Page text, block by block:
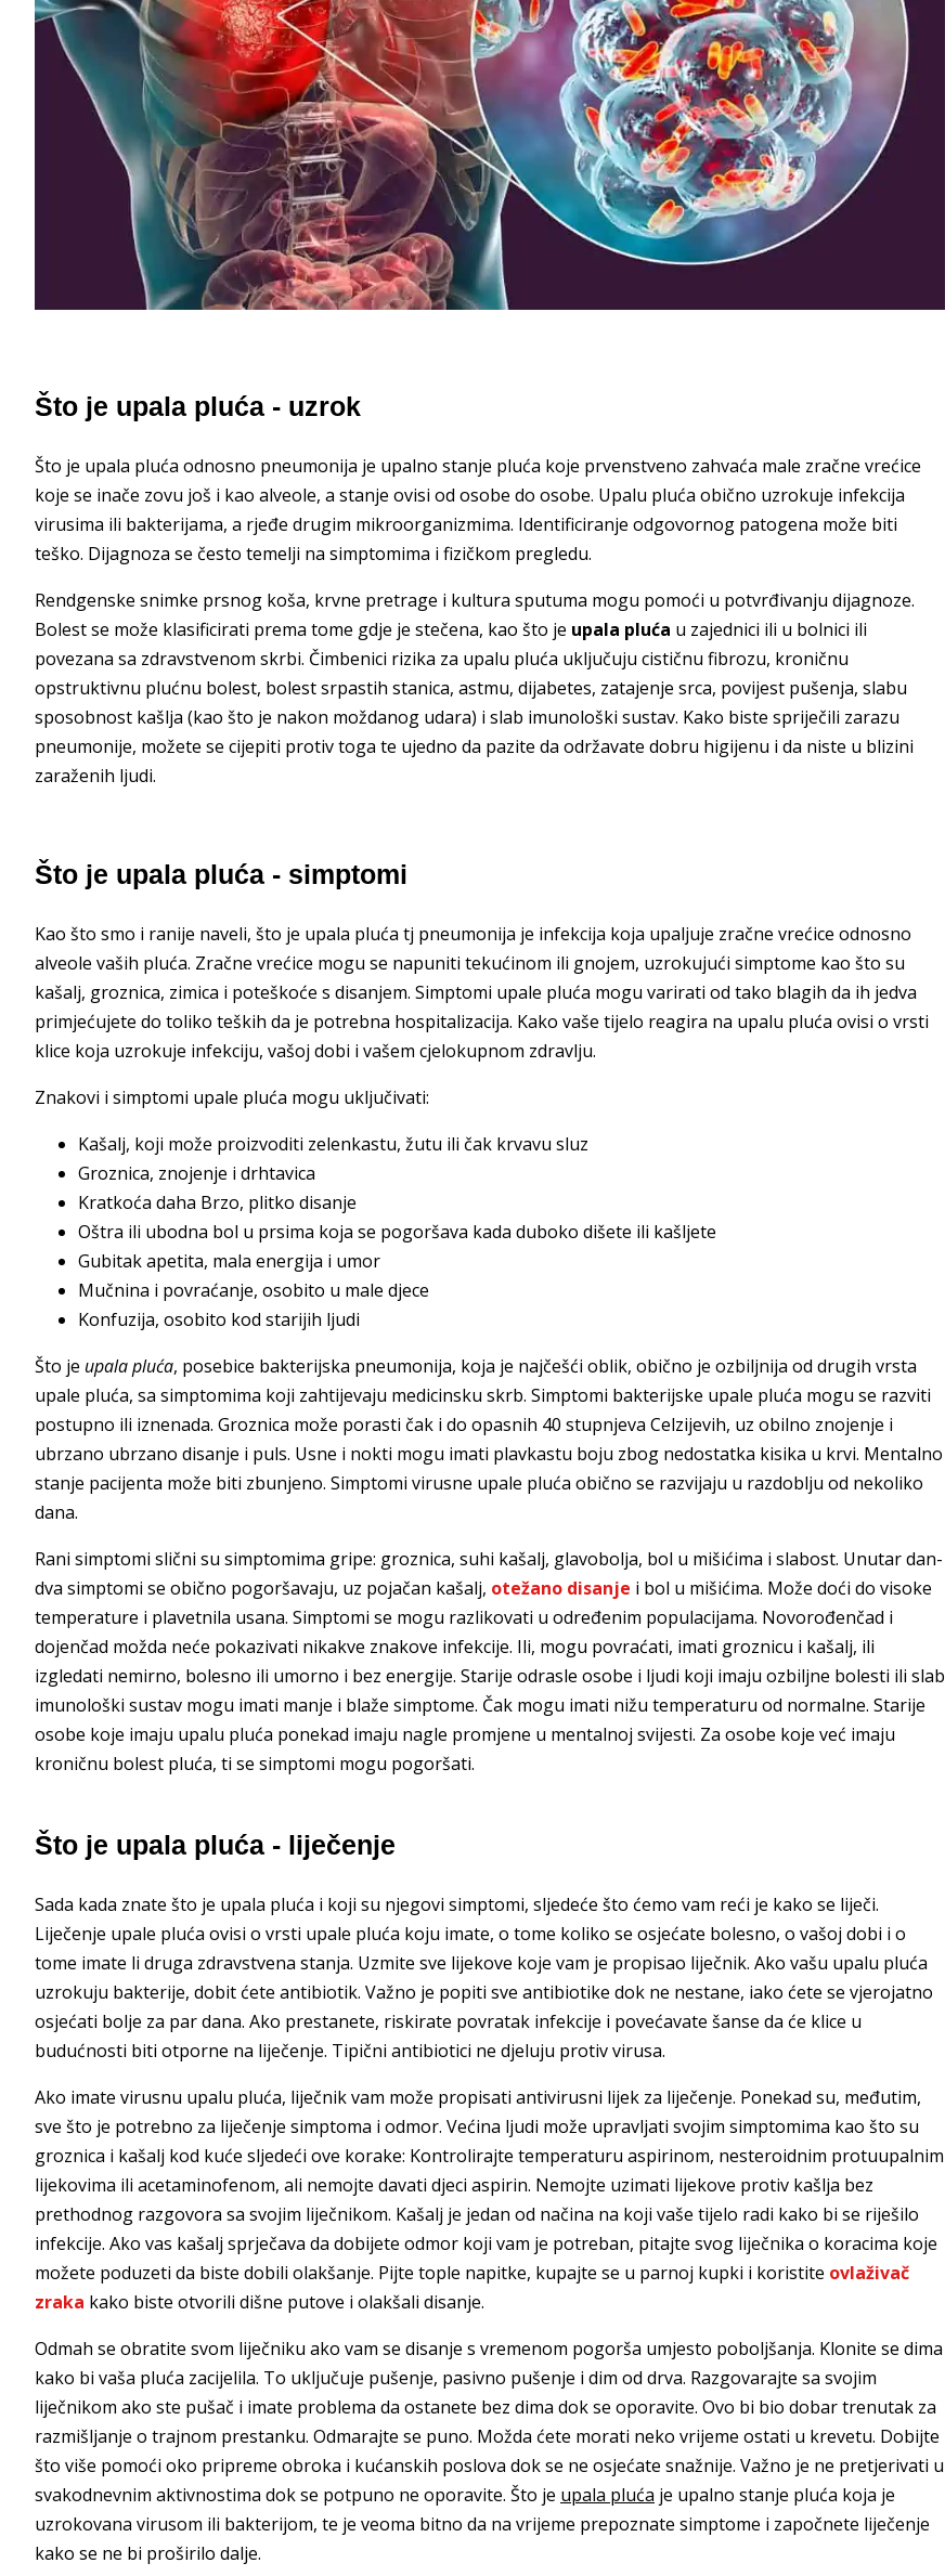
Što je upala pluća - uzrok
Što je upala pluća odnosno pneumonija je upalno stanje pluća koje prvenstveno zahvaća male zračne vrećice
koje se inače zovu još i kao alveole, a stanje ovisi od osobe do osobe. Upalu pluća obično uzrokuje infekcija
virusima ili bakterijama, a rjeđe drugim mikroorganizmima. Identificiranje odgovornog patogena može biti
teško. Dijagnoza se često temelji na simptomima i fizičkom pregledu.
Rendgenske snimke prsnog koša, krvne pretrage i kultura sputuma mogu pomoći u potvrđivanju dijagnoze.
Bolest se može klasificirati prema tome gdje je stečena, kao što je upala pluća u zajednici ili u bolnici ili
povezana sa zdravstvenom skrbi. Čimbenici rizika za upalu pluća uključuju cističnu fibrozu, kroničnu
opstruktivnu plućnu bolest, bolest srpastih stanica, astmu, dijabetes, zatajenje srca, povijest pušenja, slabu
sposobnost kašlja (kao što je nakon moždanog udara) i slab imunološki sustav. Kako biste spriječili zarazu
pneumonije, možete se cijepiti protiv toga te ujedno da pazite da održavate dobru higijenu i da niste u blizini
zaraženih ljudi.
Što je upala pluća - simptomi
Kao što smo i ranije naveli, što je upala pluća tj pneumonija je infekcija koja upaljuje zračne vrećice odnosno
alveole vaših pluća. Zračne vrećice mogu se napuniti tekućinom ili gnojem, uzrokujući simptome kao što su
kašalj, groznica, zimica i poteškoće s disanjem. Simptomi upale pluća mogu varirati od tako blagih da ih jedva
primjećujete do toliko teških da je potrebna hospitalizacija. Kako vaše tijelo reagira na upalu pluća ovisi o vrsti
klice koja uzrokuje infekciju, vašoj dobi i vašem cjelokupnom zdravlju.
Znakovi i simptomi upale pluća mogu uključivati:
Kašalj, koji može proizvoditi zelenkastu, žutu ili čak krvavu sluz
Groznica, znojenje i drhtavica
Kratkoća daha Brzo, plitko disanje
Oštra ili ubodna bol u prsima koja se pogoršava kada duboko dišete ili kašljete
Gubitak apetita, mala energija i umor
Mučnina i povraćanje, osobito u male djece
Konfuzija, osobito kod starijih ljudi
Što je upala pluća, posebice bakterijska pneumonija, koja je najčešći oblik, obično je ozbiljnija od drugih vrsta
upale pluća, sa simptomima koji zahtijevaju medicinsku skrb. Simptomi bakterijske upale pluća mogu se razviti
postupno ili iznenada. Groznica može porasti čak i do opasnih 40 stupnjeva Celzijevih, uz obilno znojenje i
ubrzano ubrzano disanje i puls. Usne i nokti mogu imati plavkastu boju zbog nedostatka kisika u krvi. Mentalno
stanje pacijenta može biti zbunjeno. Simptomi virusne upale pluća obično se razvijaju u razdoblju od nekoliko
dana.
Rani simptomi slični su simptomima gripe: groznica, suhi kašalj, glavobolja, bol u mišićima i slabost. Unutar dan-
dva simptomi se obično pogoršavaju, uz pojačan kašalj, otežano disanje i bol u mišićima. Može doći do visoke
temperature i plavetnila usana. Simptomi se mogu razlikovati u određenim populacijama. Novorođenčad i
dojenčad možda neće pokazivati ​​nikakve znakove infekcije. Ili, mogu povraćati, imati groznicu i kašalj, ili
izgledati nemirno, bolesno ili umorno i bez energije. Starije odrasle osobe i ljudi koji imaju ozbiljne bolesti ili slab
imunološki sustav mogu imati manje i blaže simptome. Čak mogu imati nižu temperaturu od normalne. Starije
osobe koje imaju upalu pluća ponekad imaju nagle promjene u mentalnoj svijesti. Za osobe koje već imaju
kroničnu bolest pluća, ti se simptomi mogu pogoršati.
Što je upala pluća - liječenje
Sada kada znate što je upala pluća i koji su njegovi simptomi, sljedeće što ćemo vam reći je kako se liječi.
Liječenje upale pluća ovisi o vrsti upale pluća koju imate, o tome koliko se osjećate bolesno, o vašoj dobi i o
tome imate li druga zdravstvena stanja. Uzmite sve lijekove koje vam je propisao liječnik. Ako vašu upalu pluća
uzrokuju bakterije, dobit ćete antibiotik. Važno je popiti sve antibiotike dok ne nestane, iako ćete se vjerojatno
osjećati bolje za par dana. Ako prestanete, riskirate povratak infekcije i povećavate šanse da će klice u
budućnosti biti otporne na liječenje. Tipični antibiotici ne djeluju protiv virusa.
Ako imate virusnu upalu pluća, liječnik vam može propisati antivirusni lijek za liječenje. Ponekad su, međutim,
sve što je potrebno za liječenje simptoma i odmor. Većina ljudi može upravljati svojim simptomima kao što su
groznica i kašalj kod kuće sljedeći ove korake: Kontrolirajte temperaturu aspirinom, nesteroidnim protuupalnim
lijekovima ili acetaminofenom, ali nemojte davati djeci aspirin. Nemojte uzimati lijekove protiv kašlja bez
prethodnog razgovora sa svojim liječnikom. Kašalj je jedan od načina na koji vaše tijelo radi kako bi se riješilo
infekcije. Ako vas kašalj sprječava da dobijete odmor koji vam je potreban, pitajte svog liječnika o koracima koje
možete poduzeti da biste dobili olakšanje. Pijte tople napitke, kupajte se u parnoj kupki i koristite ovlaživač
zraka kako biste otvorili dišne ​​putove i olakšali disanje.
Odmah se obratite svom liječniku ako vam se disanje s vremenom pogorša umjesto poboljšanja. Klonite se dima
kako bi vaša pluća zacijelila. To uključuje pušenje, pasivno pušenje i dim od drva. Razgovarajte sa svojim
liječnikom ako ste pušač i imate problema da ostanete bez dima dok se oporavite. Ovo bi bio dobar trenutak za
razmišljanje o trajnom prestanku. Odmarajte se puno. Možda ćete morati neko vrijeme ostati u krevetu. Dobijte
što više pomoći oko pripreme obroka i kućanskih poslova dok se ne osjećate snažnije. Važno je ne pretjerivati ​​u
svakodnevnim aktivnostima dok se potpuno ne oporavite. Što je upala pluća je upalno stanje pluća koja je
uzrokovana virusom ili bakterijom, te je veoma bitno da na vrijeme prepoznate simptome i započnete liječenje
kako se ne bi proširilo dalje.